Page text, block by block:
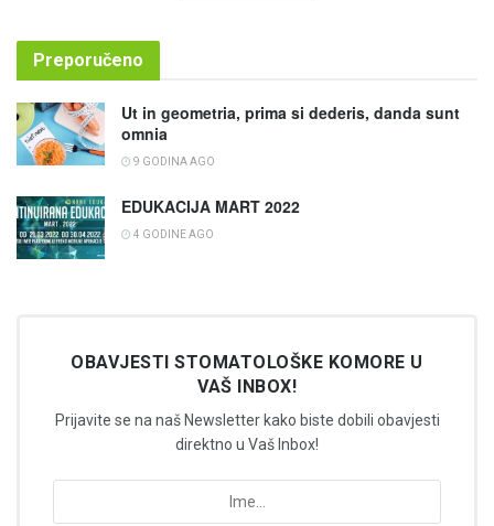
Preporučeno
Ut in geometria, prima si dederis, danda sunt
omnia
9 GODINA AGO
EDUKACIJA MART 2022
4 GODINE AGO
OBAVJESTI STOMATOLOŠKE KOMORE U
VAŠ INBOX!
Prijavite se na naš Newsletter kako biste dobili obavjesti
direktno u Vaš Inbox!